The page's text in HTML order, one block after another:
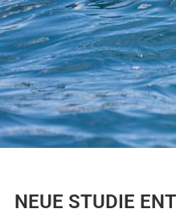
NEUE STUDIE